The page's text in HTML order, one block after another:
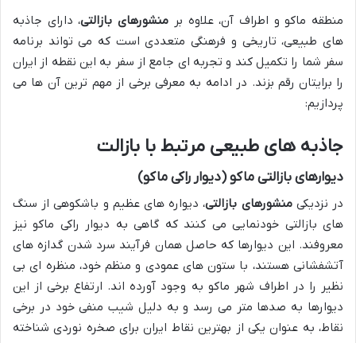
منطقه ماکو و اطراف آن، علاوه بر منشورهای بازالتی، دارای جاذبه
های طبیعی، تاریخی و فرهنگی متعددی است که می تواند برنامه
سفر شما را تکمیل کند و تجربه ای جامع از سفر به این نقطه از ایران
را برایتان رقم بزند. در ادامه به معرفی برخی از مهم ترین آن ها می
پردازیم:
جاذبه های طبیعی مرتبط با بازالت
دیوارهای بازالتی ماکو (دیوار راکی ماکو)
در نزدیکیمنشورهای بازالتی، دیواره های عظیم و باشکوهی از سنگ
های بازالتی خودنمایی می کنند که گاهی به دیوار راکی ماکو نیز
معروفند. این دیوارها که حاصل همان فرآیند سرد شدن گدازه های
آتشفشانی هستند، با ستون های عمودی و منظم خود، منظره ای بی
نظیر را در اطراف شهر ماکو به وجود آورده اند. ارتفاع برخی از این
دیوارها به صدها متر می رسد و به دلیل شیب منفی خود در برخی
نقاط، به عنوان یکی از بهترین نقاط ایران برای صخره نوردی شناخته